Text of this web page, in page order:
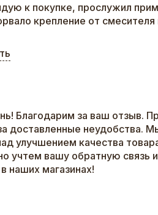
к покупке, прослужил
крепление от смесителя
Благодарим за ваш отзыв.
доставленные неудобства.
улучшением качества
учтем вашу обратную связь
наших магазинах!